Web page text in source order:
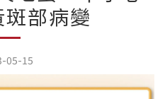
部病變
05-15